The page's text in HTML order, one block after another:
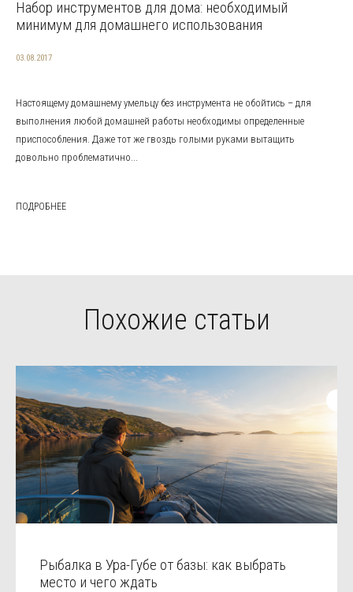
Набор инструментов для дома: необходимый
минимум для домашнего использования
03.08.2017
Настоящему домашнему умельцу без инструмента не обойтись – для
выполнения любой домашней работы необходимы определенные
приспособления. Даже тот же гвоздь голыми руками вытащить
довольно проблематично...
ПОДРОБНЕЕ
Похожие статьи
Рыбалка в Ура-Губе от базы: как выбрать
место и чего ждать